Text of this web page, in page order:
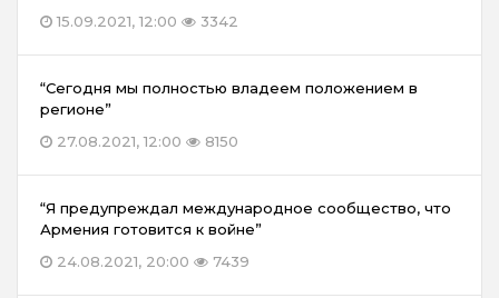
15.09.2021, 12:00
3342
“Сегодня мы полностью владеем положением в
регионе”
27.08.2021, 12:00
8150
“Я предупреждал международное сообщество, что
Армения готовится к войне”
24.08.2021, 20:00
7439